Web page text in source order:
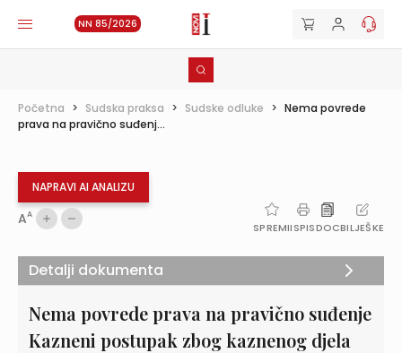
NN 85/2026
Početna > Sudska praksa > Sudske odluke > Nema povrede
prava na pravično suđenj...
NAPRAVI AI ANALIZU
AA
SPREMIISPISDOCBILJEŠKE
Nema povrede prava na pravično suđenje
Kazneni postupak zbog kaznenog djela
Detalji dokumenta